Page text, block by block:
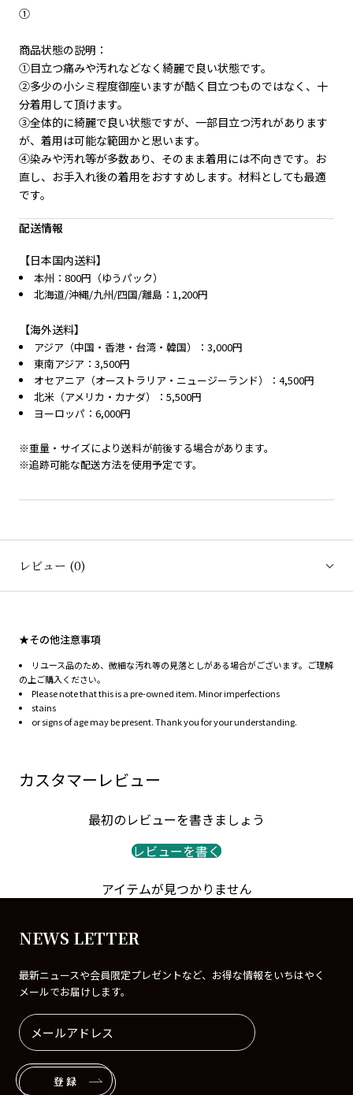
①
商品状態の説明：
①目立つ痛みや汚れなどなく綺麗で良い状態です。
②多少の小シミ程度御座いますが酷く目立つものではなく、十
分着用して頂けます。
③全体的に綺麗で良い状態ですが、一部目立つ汚れがあります
が、着用は可能な範囲かと思います。
④染みや汚れ等が多数あり、そのまま着用には不向きです。お
直し、お手入れ後の着用をおすすめします。材料としても最適
です。
配送情報
【日本国内送料】
本州：800円（ゆうパック）
北海道/沖縄/九州/四国/離島：1,200円
【海外送料】
アジア（中国・香港・台湾・韓国）：3,000円
東南アジア：3,500円
オセアニア（オーストラリア・ニュージーランド）：4,500円
北米（アメリカ・カナダ）：5,500円
ヨーロッパ：6,000円
※重量・サイズにより送料が前後する場合があります。
※追跡可能な配送方法を使用予定です。
レビュー (0)
★その他注意事項
リユース品のため、微細な汚れ等の見落としがある場合がございます。ご理解
の上ご購入ください。
Please note that this is a pre-owned item. Minor imperfections
stains
or signs of age may be present. Thank you for your understanding.
カスタマーレビュー
最初のレビューを書きましょう
レビューを書く
アイテムが見つかりません
NEWS LETTER
最新ニュースや会員限定プレゼントなど、お得な情報をいちはやく
メールでお届けします。
登録